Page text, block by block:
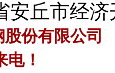
安丘市经济
份有限公司
！